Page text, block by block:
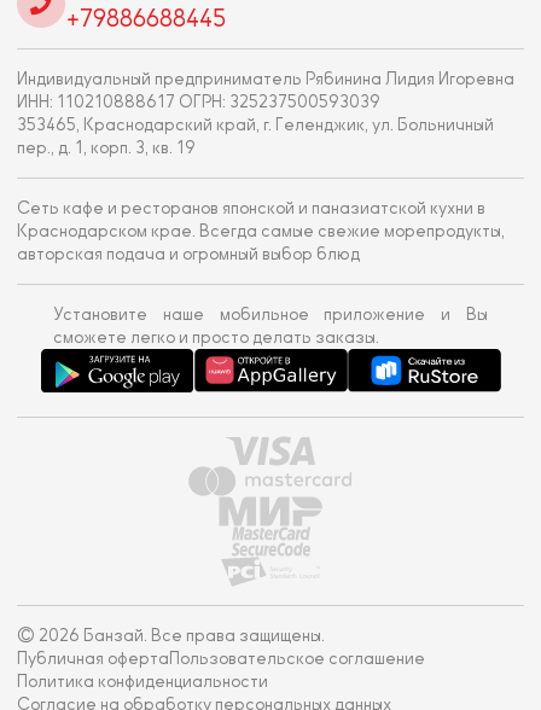
+79886688445
Индивидуальный предприниматель Рябинина Лидия Игоревна
ИНН: 110210888617 ОГРН: 325237500593039
353465, Краснодарский край, г. Геленджик, ул. Больничный
пер., д. 1, корп. 3, кв. 19
Сеть кафе и ресторанов японской и паназиатской кухни в
Краснодарском крае. Всегда самые свежие морепродукты,
авторская подача и огромный выбор блюд
Установите наше мобильное приложение и Вы
сможете легко и просто делать заказы.
© 2026 Банзай. Все права защищены.
Публичная оферта Пользовательское соглашение
Политика конфиденциальности
Согласие на обработку персональных данных